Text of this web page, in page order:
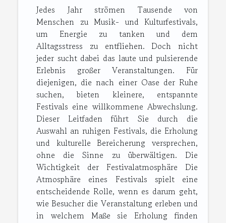
Jedes Jahr strömen Tausende von
Menschen zu Musik- und Kulturfestivals,
um Energie zu tanken und dem
Alltagsstress zu entfliehen. Doch nicht
jeder sucht dabei das laute und pulsierende
Erlebnis großer Veranstaltungen. Für
diejenigen, die nach einer Oase der Ruhe
suchen, bieten kleinere, entspannte
Festivals eine willkommene Abwechslung.
Dieser Leitfaden führt Sie durch die
Auswahl an ruhigen Festivals, die Erholung
und kulturelle Bereicherung versprechen,
ohne die Sinne zu überwältigen. Die
Wichtigkeit der Festivalatmosphäre Die
Atmosphäre eines Festivals spielt eine
entscheidende Rolle, wenn es darum geht,
wie Besucher die Veranstaltung erleben und
in welchem Maße sie Erholung finden